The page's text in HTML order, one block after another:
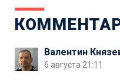
Валентин
6 августа 21:11